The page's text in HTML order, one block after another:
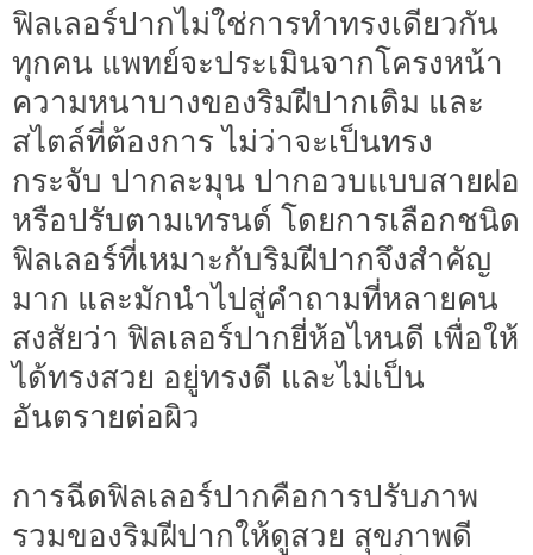
ฟิลเลอร์ปากไม่ใช่การทำทรงเดียวกัน
ทุกคน แพทย์จะประเมินจากโครงหน้า
ความหนาบางของริมฝีปากเดิม และ
สไตล์ที่ต้องการ ไม่ว่าจะเป็นทรง
กระจับ ปากละมุน ปากอวบแบบสายฝอ
หรือปรับตามเทรนด์ โดยการเลือกชนิด
ฟิลเลอร์ที่เหมาะกับริมฝีปากจึงสำคัญ
มาก และมักนำไปสู่คำถามที่หลายคน
สงสัยว่า ฟิลเลอร์ปากยี่ห้อไหนดี เพื่อให้
ได้ทรงสวย อยู่ทรงดี และไม่เป็น
อันตรายต่อผิว
การฉีดฟิลเลอร์ปากคือการปรับภาพ
รวมของริมฝีปากให้ดูสวย สุขภาพดี